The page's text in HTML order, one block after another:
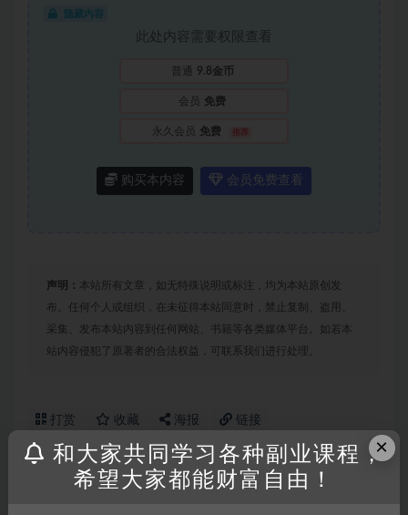
隐藏内容
此处内容需要权限查看
普通 9.8金币
会员 免费
永久会员 免费 推荐
购买本内容 会员免费查看
声明： 本站所有文章，如无特殊说明或标注，均为本站原创发
布。任何个人或组织，在未征得本站同意时，禁止复制、盗用、
采集、发布本站内容到任何网站、书籍等各类媒体平台。如若本
站内容侵犯了原著者的合法权益，可联系我们进行处理。
打赏 收藏 海报 链接
×
和大家共同学习各种副业课程，
希望大家都能财富自由！